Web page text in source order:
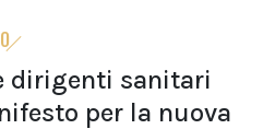
dirigenti sanitari
per la nuova